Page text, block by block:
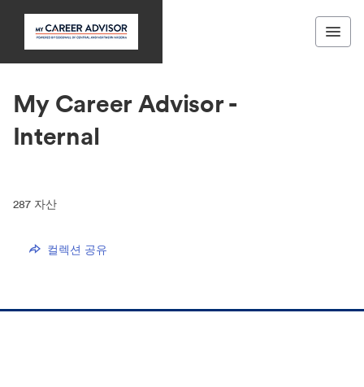
My Career Advisor -
Internal
287 자산
컬렉션 공유